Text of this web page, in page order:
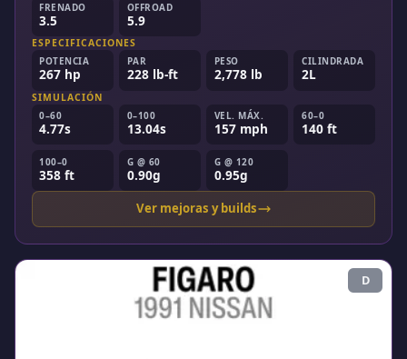
FRENADO
3.5
OFFROAD
5.9
ESPECIFICACIONES
POTENCIA
267 hp
PAR
228 lb-ft
PESO
2,778 lb
CILINDRADA
2L
SIMULACIÓN
0–60
4.77s
0–100
13.04s
VEL. MÁX.
157 mph
60–0
140 ft
100–0
358 ft
G @ 60
0.90g
G @ 120
0.95g
Ver mejoras y builds
D